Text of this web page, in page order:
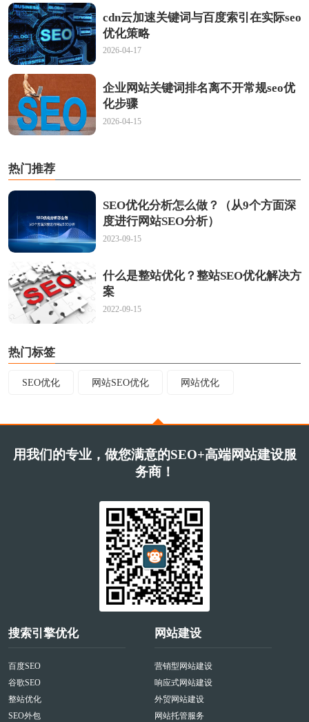
cdn云加速关键词与百度索引在实际seo
优化策略
2026-04-17
企业网站关键词排名离不开常规seo优
化步骤
2026-04-15
热门推荐
SEO优化分析怎么做？（从9个方面深
度进行网站SEO分析）
2023-09-15
什么是整站优化？整站SEO优化解决方
案
2022-09-15
热门标签
SEO优化 网站SEO优化 网站优化
用我们的专业，做您满意的SEO+高端网站建设服
务商！
搜索引擎优化
百度SEO
谷歌SEO
整站优化
SEO外包
网站建设
营销型网站建设
响应式网站建设
外贸网站建设
网站托管服务